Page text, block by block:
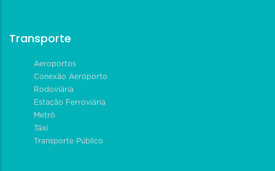
Transporte
Aeroportos
Conexão Aeroporto
Rodoviária
Estação Ferroviária
Metrô
Táxi
Transporte Público